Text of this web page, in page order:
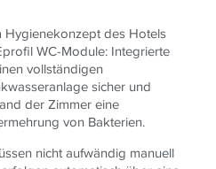
Hygienekonzept des Hotels
WC-Module: Integrierte
vollständigen
sicher und
der Zimmer eine
von Bakterien.
nicht aufwändig manuell